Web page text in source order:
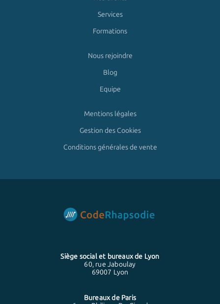
Services
Formations
Nous rejoindre
Blog
Equipe
Mentions légales
Gestion des Cookies
Conditions générales de vente
Siège social et bureaux de Lyon
60, rue Jaboulay
69007 Lyon
Bureaux de Paris